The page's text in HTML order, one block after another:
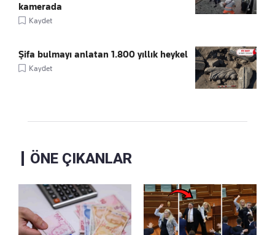
kamerada
Kaydet
Şifa bulmayı anlatan 1.800 yıllık heykel
Kaydet
ÖNE ÇIKANLAR